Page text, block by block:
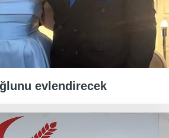
evlendirecek